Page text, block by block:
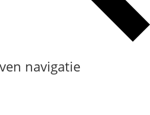
navigatie